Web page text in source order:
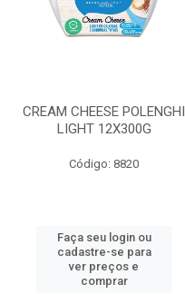
CREAM CHEESE POLENGHI
LIGHT 12X300G
Código: 8820
Faça seu login ou
cadastre-se para
ver preços e
comprar